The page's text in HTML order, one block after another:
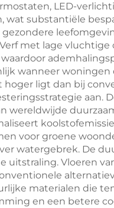
LED-
wat substantiële
met lage vluchtige
wanneer
ligt dan bij
aan.
wereldwijde
voor groene
watergebrek. De
uitstraling. Vloeren
materialen die
en een betere